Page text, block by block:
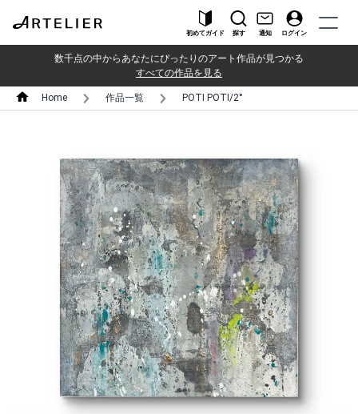
初めてガイド 探す 通知 ログイン
数千点の中からあなたにぴったりのアート作品が見つかる
すべての作品を見る
Home 作品一覧 POTI POTI/2°